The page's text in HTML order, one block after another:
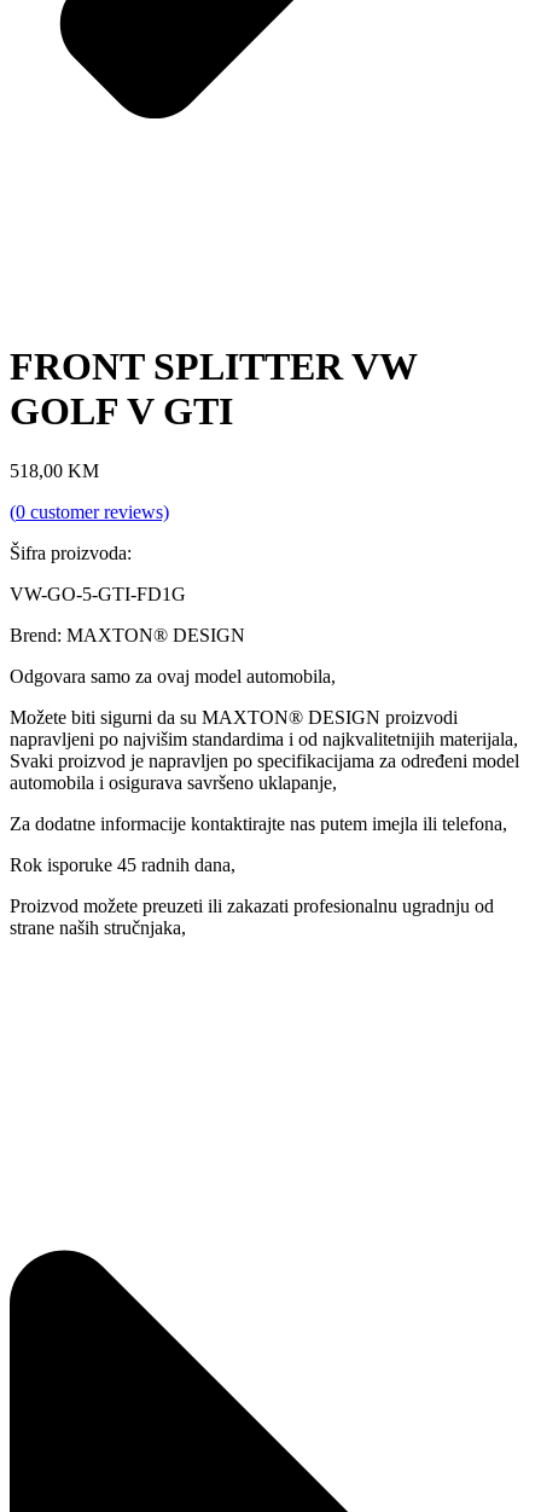
FRONT SPLITTER VW
GOLF V GTI
518,00 KM
(0 customer reviews)
Šifra proizvoda:
VW-GO-5-GTI-FD1G
Brend: MAXTON® DESIGN
Odgovara samo za ovaj model automobila,
Možete biti sigurni da su MAXTON® DESIGN proizvodi
napravljeni po najvišim standardima i od najkvalitetnijih materijala,
Svaki proizvod je napravljen po specifikacijama za određeni model
automobila i osigurava savršeno uklapanje,
Za dodatne informacije kontaktirajte nas putem imejla ili telefona,
Rok isporuke 45 radnih dana,
Proizvod možete preuzeti ili zakazati profesionalnu ugradnju od
strane naših stručnjaka,